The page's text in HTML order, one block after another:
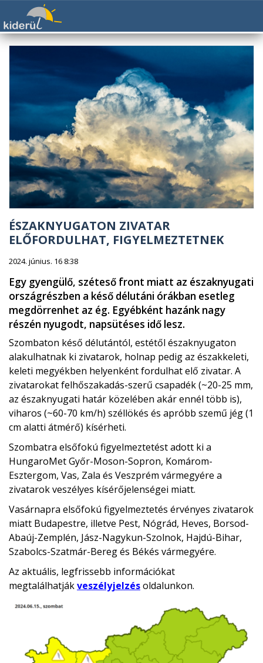
ÉSZAKNYUGATON ZIVATAR
ELŐFORDULHAT, FIGYELMEZTETNEK
2024. június. 16 8:38
Egy gyengülő, széteső front miatt az északnyugati
országrészben a késő délutáni órákban esetleg
megdörrenhet az ég. Egyébként hazánk nagy
részén nyugodt, napsütéses idő lesz.
Szombaton késő délutántól, estétől északnyugaton
alakulhatnak ki zivatarok, holnap pedig az északkeleti,
keleti megyékben helyenként fordulhat elő zivatar. A
zivatarokat felhőszakadás-szerű csapadék (~20-25 mm,
az északnyugati határ közelében akár ennél több is),
viharos (~60-70 km/h) széllökés és apróbb szemű jég (1
cm alatti átmérő) kísérheti.
Szombatra elsőfokú figyelmeztetést adott ki a
HungaroMet Győr-Moson-Sopron, Komárom-
Esztergom, Vas, Zala és Veszprém vármegyére a
zivatarok veszélyes kísérőjelenségei miatt.
Vasárnapra elsőfokú figyelmeztetés érvényes zivatarok
miatt Budapestre, illetve Pest, Nógrád, Heves, Borsod-
Abaúj-Zemplén, Jász-Nagykun-Szolnok, Hajdú-Bihar,
Szabolcs-Szatmár-Bereg és Békés vármegyére.
Az aktuális, legfrissebb információkat
megtalálhatjákveszélyjelzésoldalunkon.